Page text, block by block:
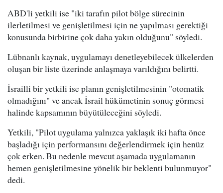
ABD'li yetkili ise "iki tarafın pilot bölge sürecinin
ilerletilmesi ve genişletilmesi için ne yapılması gerektiği
konusunda birbirine çok daha yakın olduğunu" söyledi.
Lübnanlı kaynak, uygulamayı denetleyebilecek ülkelerden
oluşan bir liste üzerinde anlaşmaya varıldığını belirtti.
İsrailli bir yetkili ise planın genişletilmesinin "otomatik
olmadığını" ve ancak İsrail hükümetinin sonuç görmesi
halinde kapsamının büyütüleceğini söyledi.
Yetkili, "Pilot uygulama yalnızca yaklaşık iki hafta önce
başladığı için performansını değerlendirmek için henüz
çok erken. Bu nedenle mevcut aşamada uygulamanın
hemen genişletilmesine yönelik bir beklenti bulunmuyor"
dedi.